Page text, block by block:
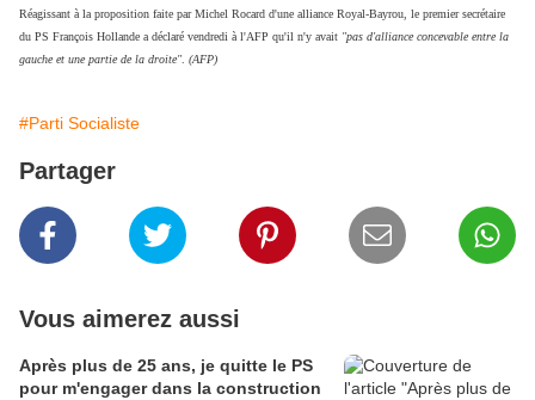
Réagissant à la proposition faite par Michel Rocard d'une alliance Royal-Bayrou, le premier secrétaire
du PS François Hollande a déclaré vendredi à l'AFP qu'il n'y avait "pas d'alliance concevable entre la
gauche et une partie de la droite" (AFP)
#Parti Socialiste
Partager
Vous aimerez aussi
Après plus de 25 ans, je quitte le PS
pour m'engager dans la construction